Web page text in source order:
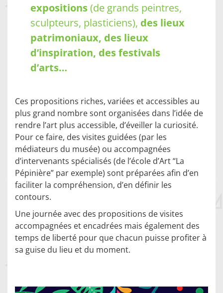
expositions(de grands peintres,
sculpteurs, plasticiens), des lieux
patrimoniaux, des lieux
d’inspiration, des festivals
d’arts…
Ces propositions riches, variées et accessibles au
plus grand nombre sont organisées dans l’idée de
rendre l’art plus accessible, d’éveiller la curiosité.
Pour ce faire, des visites guidées (par les
médiateurs du musée) ou accompagnées
d’intervenants spécialisés (de l’école d’Art “La
Pépinière” par exemple) sont préparées afin d’en
faciliter la compréhension, d’en définir les
contours.
Une journée avec des propositions de visites
accompagnées et encadrées mais également des
temps de liberté pour que chacun puisse profiter à
sa guise du lieu et du moment.